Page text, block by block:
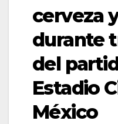
cerveza
durante
del
Estadio
México